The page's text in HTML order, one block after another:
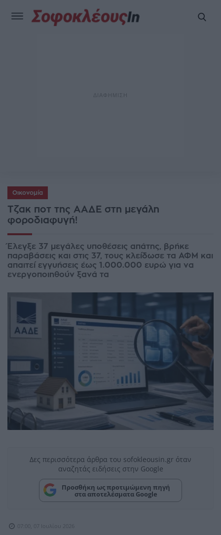
Οικονομία
Τζακ ποτ της ΑΑΔΕ στη μεγάλη
φοροδιαφυγή!
Έλεγξε 37 μεγάλες υποθέσεις απάτης, βρήκε
παραβάσεις και στις 37, τους κλείδωσε τα ΑΦΜ και
απαιτεί εγγυήσεις έως 1.000.000 ευρώ για να
ενεργοποιηθούν ξανά τα
Δες περισσότερα άρθρα του sofokleousin.gr όταν
αναζητάς ειδήσεις στην Google
Προσθήκη ως προτιμώμενη πηγή
στα αποτελέσματα Google
07:00, 07 Ιουλίου 2026